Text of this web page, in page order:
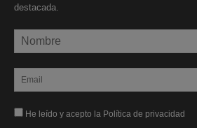
destacada.
He leído y acepto la Política de privacidad